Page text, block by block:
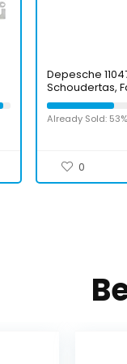
Depesche
Schoudertas,
Model
ca. 10 x 24 x 34
Already Sold: 53%
0